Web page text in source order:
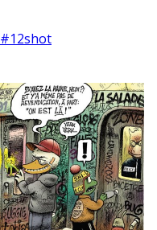
#12shot